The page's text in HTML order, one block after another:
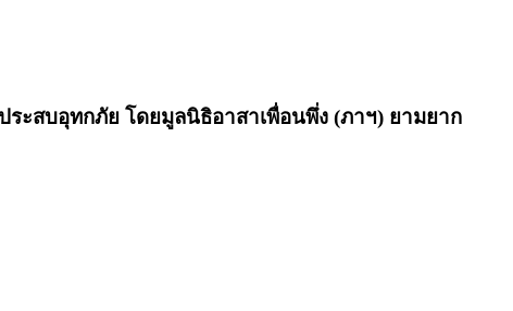
ะสบอุทกภัย โดยมูลนิธิอาสาเพื่อนพึ่ง (ภาฯ) ยามยาก